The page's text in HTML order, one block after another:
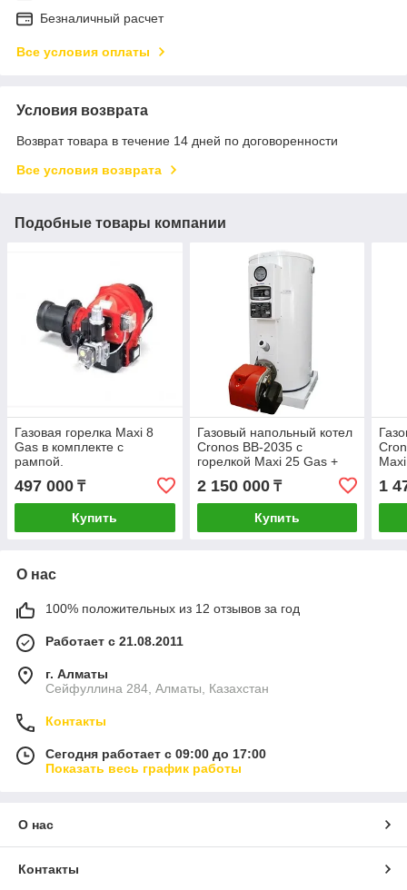
Безналичный расчет
Все условия оплаты
Условия возврата
Возврат товара в течение 14 дней по договоренности
Все условия возврата
Подобные товары компании
Газовая горелка Maxi 8
Gas в комплекте с
рампой.
497 000 ₸
Купить
Газовый напольный котел
Cronos BB-2035 с
горелкой Maxi 25 Gas +
FGD 25 (Южная Корея)
2 150 000₸
Купить
1
О нас
100% положительных из 12 отзывов за год
Работает с 21.08.2011
г. Алматы
Сейфуллина 284, Алматы, Казахстан
Контакты
Сегодня работает с 09:00 до 17:00
Показать весь график работы
О нас
Контакты